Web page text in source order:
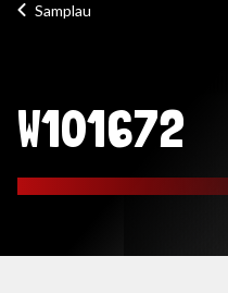
Samplau
W101672